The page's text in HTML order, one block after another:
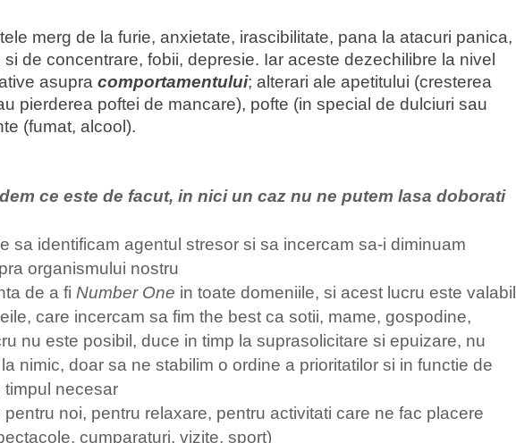
merg de la furie, anxietate, irascibilitate, pana la atacuri panica,
de concentrare, fobii, depresie. Iar aceste dezechilibre la nivel
asupra comportamentului; alterari ale apetitului (cresterea
pierderea poftei de mancare), pofte (in special de dulciuri sau
(fumat, alcool).
ce este de facut, in nici un caz nu ne putem lasa doborati
sa identificam agentul stresor si sa incercam sa-i diminuam
organismului nostru
de a fi Number One in toate domeniile, si acest lucru este valabil
care incercam sa fim the best ca sotii, mame, gospodine,
nu este posibil, duce in timp la suprasolicitare si epuizare, nu
nimic, doar sa ne stabilim o ordine a prioritatilor si in functie de
necesar
noi, pentru relaxare, pentru activitati care ne fac placere
cumparaturi, vizite, sport)